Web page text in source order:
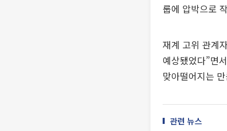
룹에 압박으로
재계 고위 관계
예상됐었다”면
맞아떨어지는
관련 뉴스